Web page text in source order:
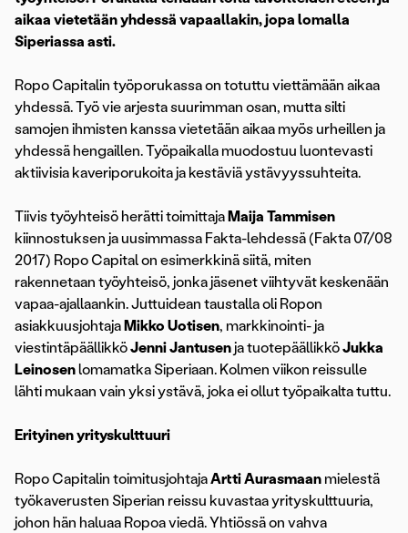
aikaa vietetään yhdessä vapaallakin, jopa lomalla
Siperiassa asti.
Ropo Capitalin työporukassa on totuttu viettämään aikaa
yhdessä. Työ vie arjesta suurimman osan, mutta silti
samojen ihmisten kanssa vietetään aikaa myös urheillen ja
yhdessä hengaillen. Työpaikalla muodostuu luontevasti
aktiivisia kaveriporukoita ja kestäviä ystävyyssuhteita.
Tiivis työyhteisö herätti toimittaja Maija Tammisen
kiinnostuksen ja uusimmassa Fakta-lehdessä (Fakta 07/08
2017) Ropo Capital on esimerkkinä siitä, miten
rakennetaan työyhteisö, jonka jäsenet viihtyvät keskenään
vapaa-ajallaankin. Juttuidean taustalla oli Ropon
asiakkuusjohtaja Mikko Uotisen, markkinointi- ja
viestintäpäällikköJenni Jantusenja tuotepäällikköJukka
Leinosenlomamatka Siperiaan. Kolmen viikon reissulle
lähti mukaan vain yksi ystävä, joka ei ollut työpaikalta tuttu.
Erityinen yrityskulttuuri
Ropo Capitalin toimitusjohtajaArtti Aurasmaan mielestä
työkaverusten Siperian reissu kuvastaa yrityskulttuuria,
johon hän haluaa Ropoa viedä. Yhtiössä on vahva